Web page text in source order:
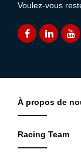
Voulez-vous
À propos de
Racing Team